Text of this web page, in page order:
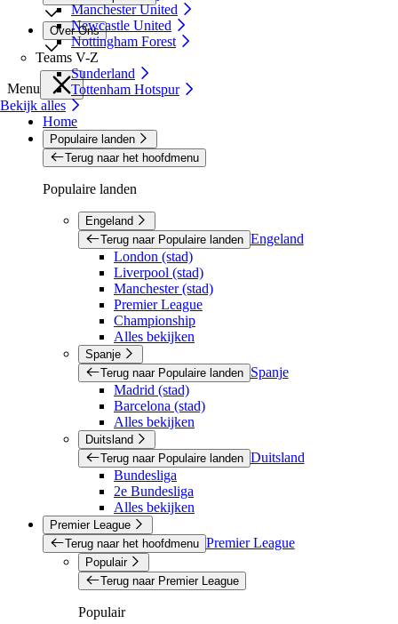
Manchester United
Newcastle United
Nottingham Forest
Teams V-Z
Sunderland
Tottenham Hotspur
Bekijk alles
Over Ons
Menu
Home
Populaire landen
Terug naar het hoofdmenu
Populaire landen
Engeland
Terug naar Populaire landen Engeland
London (stad)
Liverpool (stad)
Manchester (stad)
Premier League
Championship
Alles bekijken
Spanje
Terug naar Populaire landen
Spanje
Madrid (stad)
Barcelona (stad)
Alles bekijken
Duitsland
Terug naar Populaire landen Duitsland
Bundesliga
2e Bundesliga
Alles bekijken
Premier League
Terug naar het hoofdmenu Premier League
Populair
Terug naar Premier League
Populair